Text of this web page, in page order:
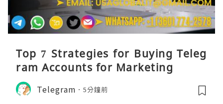
Top 7 Strategies for Buying Teleg
ram Accounts for Marketing
Telegram 5分鐘前